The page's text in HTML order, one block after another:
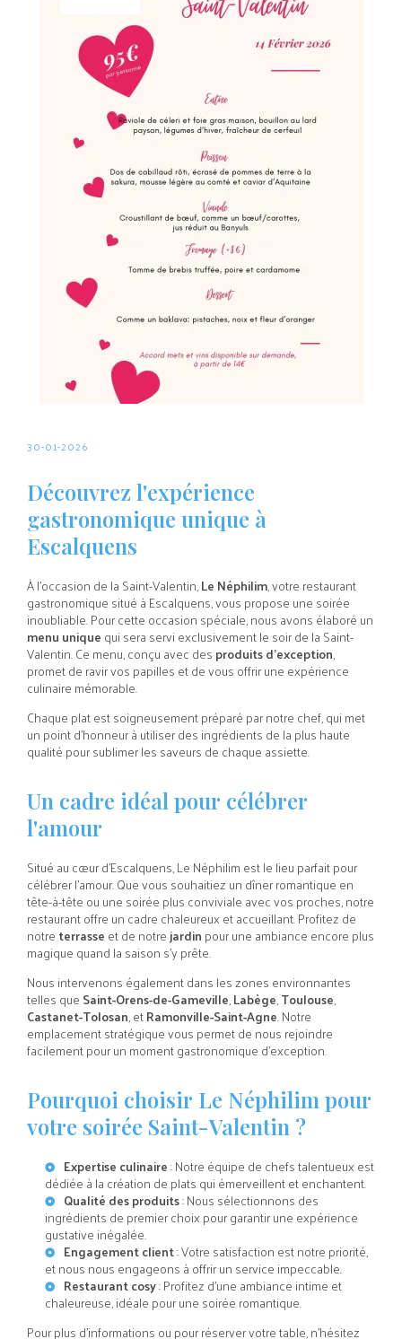
30-01-2026
Découvrez l'expérience
gastronomique unique à
Escalquens
À l'occasion de la Saint-Valentin,Le Néphilim, votre restaurant
gastronomique situé à Escalquens, vous propose une soirée
inoubliable. Pour cette occasion spéciale, nous avons élaboré un
menu unique qui sera servi exclusivement le soir de la Saint-
Valentin. Ce menu, conçu avec des produits d'exception,
promet de ravir vos papilles et de vous offrir une expérience
culinaire mémorable.
Chaque plat est soigneusement préparé par notre chef, qui met
un point d'honneur à utiliser des ingrédients de la plus haute
qualité pour sublimer les saveurs de chaque assiette.
Un cadre idéal pour célébrer
l'amour
Situé au cœur d'Escalquens, Le Néphilim est le lieu parfait pour
célébrer l'amour. Que vous souhaitiez un dîner romantique en
tête-à-tête ou une soirée plus conviviale avec vos proches, notre
restaurant offre un cadre chaleureux et accueillant. Profitez de
notre terrasse et de notrejardin pour une ambiance encore plus
magique quand la saison s'y prête.
Nous intervenons également dans les zones environnantes
telles que Saint-Orens-de-Gameville,Labège,Toulouse,
Castanet-Tolosan, etRamonville-Saint-Agne. Notre
emplacement stratégique vous permet de nous rejoindre
facilement pour un moment gastronomique d'exception.
Pourquoi choisir Le Néphilim pour
votre soirée Saint-Valentin ?
Expertise culinaire: Notre équipe de chefs talentueux est
dédiée à la création de plats qui émerveillent et enchantent.
Qualité des produits: Nous sélectionnons des
ingrédients de premier choix pour garantir une expérience
gustative inégalée.
Engagement client: Votre satisfaction est notre priorité,
et nous nous engageons à offrir un service impeccable.
Restaurant cosy: Profitez d'une ambiance intime et
chaleureuse, idéale pour une soirée romantique.
Pour plus d'informations ou pour réserver votre table, n'hésitez